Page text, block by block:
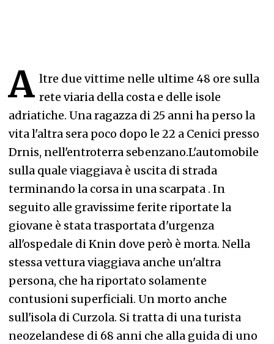
A ltre due vittime nelle ultime 48 ore sulla
rete viaria della costa e delle isole
adriatiche. Una ragazza di 25 anni ha perso la
vita l'altra sera poco dopo le 22 a Cenici presso
Drnis, nell'entroterra sebenzano.L'automobile
sulla quale viaggiava è uscita di strada
terminando la corsa in una scarpata . In
seguito alle gravissime ferite riportate la
giovane è stata trasportata d'urgenza
all'ospedale di Knin dove però è morta. Nella
stessa vettura viaggiava anche un'altra
persona, che ha riportato solamente
contusioni superficiali. Un morto anche
sull'isola di Curzola. Si tratta di una turista
neozelandese di 68 anni che alla guida di uno